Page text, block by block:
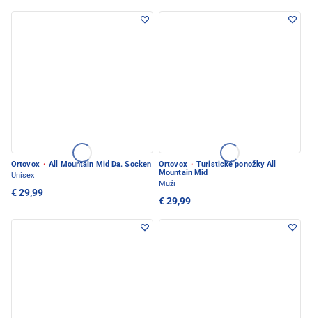
Ortovox · All Mountain Mid Da. Socken
Unisex
€ 29,99
Ortovox · Turistické ponožky All
Mountain Mid
Muži
€ 29,99